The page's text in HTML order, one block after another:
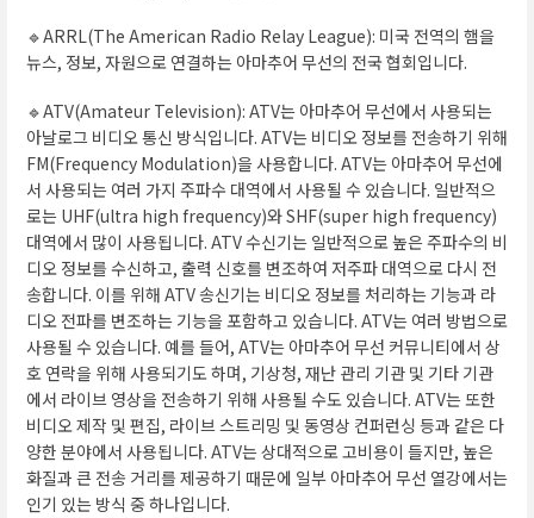
🔹ARRL(The American Radio Relay League): 미국 전역의 햄을
뉴스, 정보, 자원으로 연결하는 아마추어 무선의 전국 협회입니다.
🔹ATV(Amateur Television): ATV는 아마추어 무선에서 사용되는
아날로그 비디오 통신 방식입니다. ATV는 비디오 정보를 전송하기 위해
FM(Frequency Modulation)을 사용합니다. ATV는 아마추어 무선에
서 사용되는 여러 가지 주파수 대역에서 사용될 수 있습니다. 일반적으
로는 UHF(ultra high frequency)와 SHF(super high frequency)
대역에서 많이 사용됩니다. ATV 수신기는 일반적으로 높은 주파수의 비
디오 정보를 수신하고, 출력 신호를 변조하여 저주파 대역으로 다시 전
송합니다. 이를 위해 ATV 송신기는 비디오 정보를 처리하는 기능과 라
디오 전파를 변조하는 기능을 포함하고 있습니다. ATV는 여러 방법으로
사용될 수 있습니다. 예를 들어, ATV는 아마추어 무선 커뮤니티에서 상
호 연락을 위해 사용되기도 하며, 기상청, 재난 관리 기관 및 기타 기관
에서 라이브 영상을 전송하기 위해 사용될 수도 있습니다. ATV는 또한
비디오 제작 및 편집, 라이브 스트리밍 및 동영상 컨퍼런싱 등과 같은 다
양한 분야에서 사용됩니다. ATV는 상대적으로 고비용이 들지만, 높은
화질과 큰 전송 거리를 제공하기 때문에 일부 아마추어 무선 열강에서는
인기 있는 방식 중 하나입니다.